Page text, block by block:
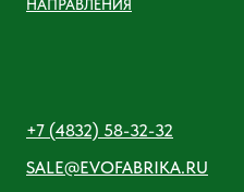
НАПРАВЛЕНИЯ
+7 (4832) 58-32-32
SALE@EVOFABRIKA.RU